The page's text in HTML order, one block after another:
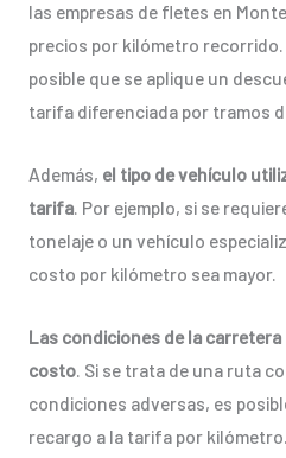
las empresas de fletes en
precios por kilómetro
posible que se aplique un
tarifa diferenciada por tramos
Además, el tipo de vehículo
tarifa. Por ejemplo, si se
tonelaje o un vehículo
costo por kilómetro sea mayor.
Las condiciones de la
costo. Si se trata de una ruta
condiciones adversas, es
recargo a la tarifa por kilómetro.